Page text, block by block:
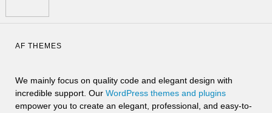
AF THEMES
We mainly focus on quality code and elegant design with
incredible support. Our WordPress themes and plugins
empower you to create an elegant, professional, and easy-to-